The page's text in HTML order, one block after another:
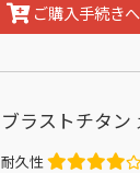
ご購入手続きへ
ブラストチタン
耐久性